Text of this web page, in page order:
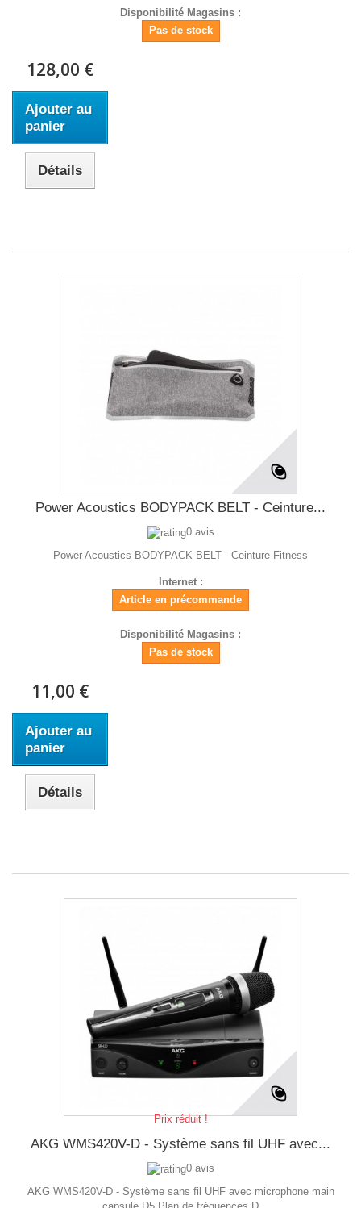
Disponibilité Magasins :
Pas de stock
128,00 €
Ajouter au
panier
Détails
Power Acoustics BODYPACK BELT - Ceinture...
0 avis
Power Acoustics BODYPACK BELT - Ceinture Fitness
Internet :
Article en précommande
Disponibilité Magasins :
Pas de stock
11,00 €
Ajouter au
panier
Détails
Prix réduit !
AKG WMS420V-D - Système sans fil UHF avec...
0 avis
AKG WMS420V-D - Système sans fil UHF avec microphone main